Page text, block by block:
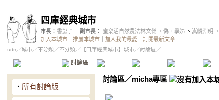
四庫經典城市
市長： 書獃子 副市長： 蜜樂活自然農法林文傑 、 偽。學姊 、 嵩麟淵明
加入本城市
推薦本城市 加入我的最愛
訂閱最新文章
udn／城市／不分類 ／不分類 ／ 【四庫經典城市】城市／討論區／
討論區 精華區 投票區 影像館
‧ 所有討論版
討論區／micha專區